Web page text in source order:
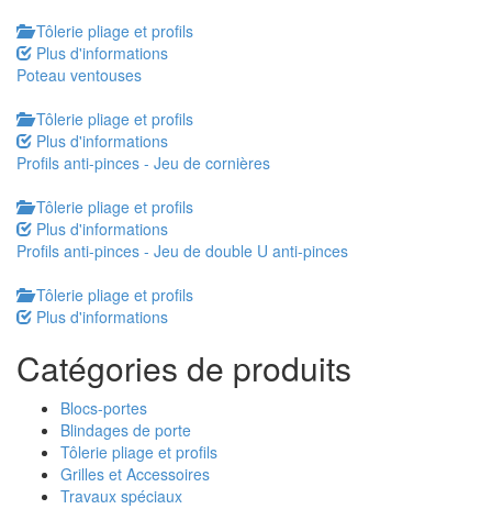
Tôlerie pliage et profils
Plus d'informations
Poteau ventouses
Tôlerie pliage et profils
Plus d'informations
Profils anti-pinces - Jeu de cornières
Tôlerie pliage et profils
Plus d'informations
Profils anti-pinces - Jeu de double U anti-pinces
Tôlerie pliage et profils
Plus d'informations
Catégories de produits
Blocs-portes
Blindages de porte
Tôlerie pliage et profils
Grilles et Accessoires
Travaux spéciaux